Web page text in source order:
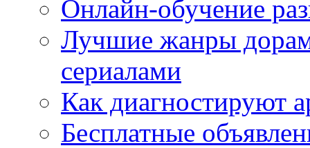
Онлайн-обучение
Лучшие жанры дорам
сериалами
Как диагностируют
Бесплатные